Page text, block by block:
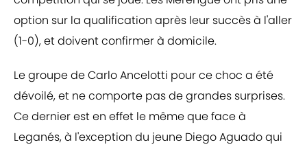
option sur la qualification après leur succès à l'aller
(1-0), et doivent confirmer à domicile.
Le groupe de Carlo Ancelotti pour ce choc a été
dévoilé, et ne comporte pas de grandes surprises.
Ce dernier est en effet le même que face à
Leganés, à l'exception du jeune Diego Aguado qui